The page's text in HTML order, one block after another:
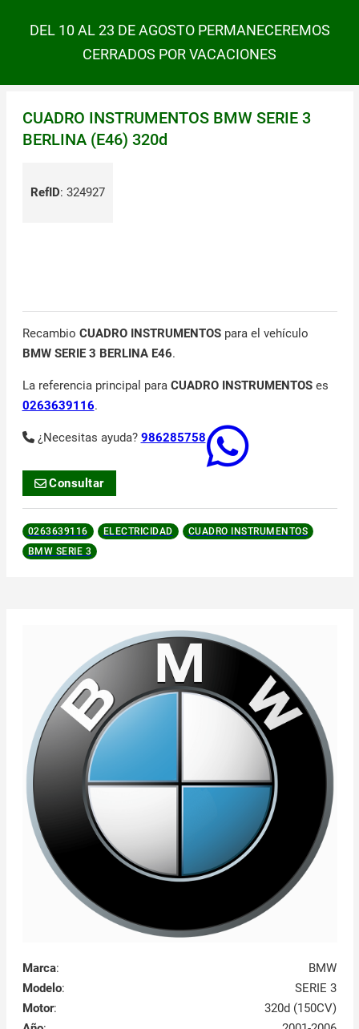
DEL 10 AL 23 DE AGOSTO PERMANECEREMOS
CERRADOS POR VACACIONES
CUADRO INSTRUMENTOS BMW SERIE 3
BERLINA (E46) 320d
RefID: 324927
Recambio CUADRO INSTRUMENTOSpara el vehículo
BMW SERIE 3 BERLINA E46.
La referencia principal para CUADRO INSTRUMENTOSes
0263639116.
¿Necesitas ayuda? 986285758
Consultar
0263639116 ELECTRICIDAD
CUADRO INSTRUMENTOS
BMW SERIE 3
Marca:
BMW
Modelo:
SERIE 3
Motor:
320d (150CV)